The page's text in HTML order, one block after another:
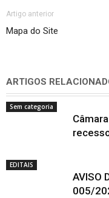
Artigo anterior
Mapa do Site
ARTIGOS
Sem categoria
EDITAIS
AVISO
005/